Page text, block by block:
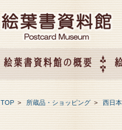
絵葉書資料館の概要
TOP > 所蔵品・ショッピング > 西日本